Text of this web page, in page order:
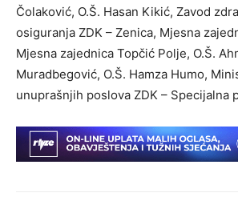
Čolaković, O.Š. Hasan Kikić, Zavod
osiguranja ZDK – Zenica, Mjesna
Mjesna zajednica Topčić Polje, O.Š.
Muradbegović, O.Š. Hamza Humo,
unuprašnjih poslova ZDK – Specijalna